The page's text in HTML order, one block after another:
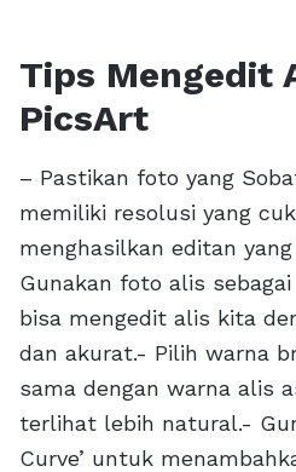
Tips Mengedit
PicsArt
– Pastikan foto yang
memiliki resolusi yang
menghasilkan editan
Gunakan foto alis
bisa mengedit alis kita
dan akurat.- Pilih warna
sama dengan warna alis
terlihat lebih natural.-
Curve’ untuk